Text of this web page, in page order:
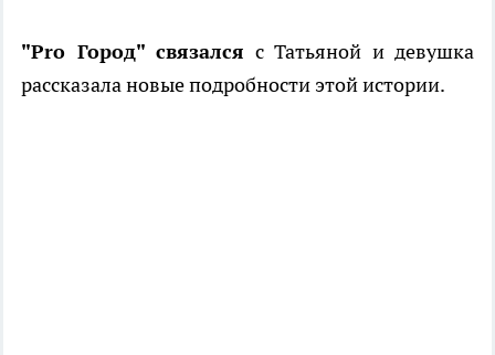
"Pro Город" связался с Татьяной и девушка
рассказала новые подробности этой истории.